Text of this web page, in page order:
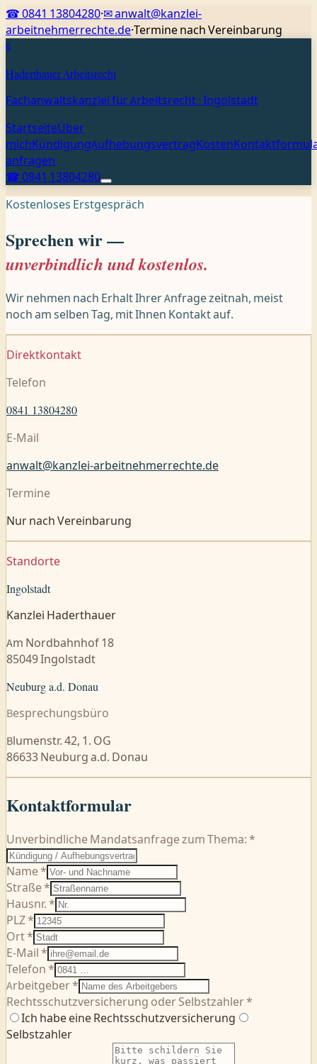
☎0841 13804280·✉anwalt@kanzlei-
arbeitnehmerrechte.de·Termine nach Vereinbarung
§
Haderthauer Arbeitsrecht
Fachanwaltskanzlei für Arbeitsrecht · Ingolstadt
StartseiteÜber
michKündigungAufhebungsvertragKosten
anfragen
☎ 0841 13804280
Kostenloses Erstgespräch
Sprechen wir —
unverbindlich und kostenlos.
Wir nehmen nach Erhalt Ihrer Anfrage zeitnah, meist
noch am selben Tag, mit Ihnen Kontakt auf.
Direktkontakt
Telefon
0841 13804280
E-Mail
anwalt@kanzlei-arbeitnehmerrechte.de
Termine
Nur nach Vereinbarung
Standorte
Ingolstadt
Kanzlei Haderthauer
Am Nordbahnhof 18
85049 Ingolstadt
Neuburg a.d. Donau
Besprechungsbüro
Blumenstr. 42, 1. OG
86633 Neuburg a.d. Donau
Kontaktformular
Unverbindliche Mandatsanfrage zum Thema: *
Name *
Straße *
Hausnr. *
PLZ *
Ort *
E-Mail *
Telefon *
Arbeitgeber *
Rechtsschutzversicherung oder Selbstzahler *
Ich habe eine Rechtsschutzversicherung
Selbstzahler